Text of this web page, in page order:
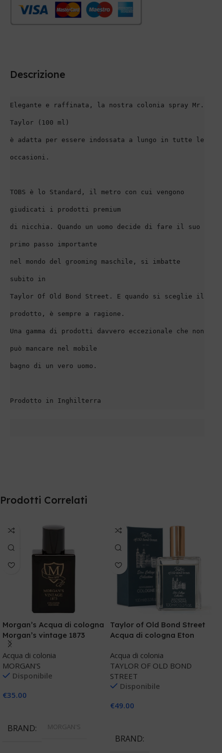
Descrizione
Elegante e raffinata, la nostra colonia spray Mr.
Taylor (100 ml)
è adatta per essere indossata a lungo in tutte le
occasioni.
TOBS è lo Standard, il metro con cui vengono
giudicati i prodotti premium
di nicchia. Quando un uomo decide di fare il suo
primo passo importante
nel mondo del grooming maschile, si imbatte
subito in
Taylor Of Old Bond Street. E quando si sceglie il
prodotto, è sempre a ragione.
Una gamma di prodotti davvero eccezionale che non
può mancare nel mobile
bagno di un vero uomo.
Prodotto in Inghilterra
Prodotti Correlati
Morgan’s Acqua di cologna
Morgan’s vintage 1873
Acqua di colonia
MORGAN'S
Disponibile
€35.00
BRAND MORGAN'S
Taylor of Old Bond Street
Acqua di cologna Eton
Acqua di colonia
TAYLOR OF OLD BOND
STREET
Disponibile
€49.00
BRAND